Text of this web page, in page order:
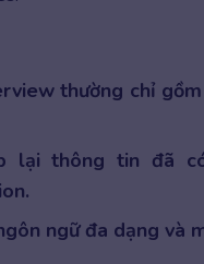
thường chỉ
lại thông tin đã
ngữ đa dạng và